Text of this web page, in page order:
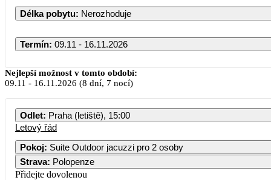
Délka pobytu: Nerozhoduje
Termín: 09.11 - 16.11.2026
Listopad 2026
PO ÚT ST ČT PÁ SO
Nejlepší možnost v tomto období:
09.11 - 16.11.2026 (8 dní, 7 nocí)
Odlet: Praha (letiště), 15:00
Letový řád
Pokoj: Suite Outdoor jacuzzi pro 2 osoby
Strava: Polopenze
Přidejte dovolenou